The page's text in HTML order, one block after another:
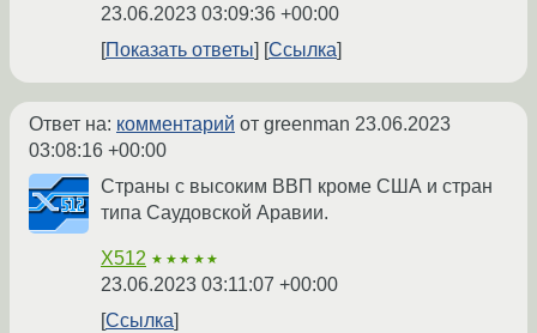
23.06.2023 03:09:36 +00:00
Показать ответы
Ссылка
Ответ на: комментарий от greenman 23.06.2023
03:08:16 +00:00
Страны с высоким ВВП кроме США и стран
типа Саудовской Аравии.
X512 ★★★★★
23.06.2023 03:11:07 +00:00
Ссылка